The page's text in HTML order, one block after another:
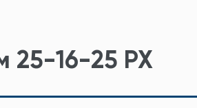
25-16-25 PX